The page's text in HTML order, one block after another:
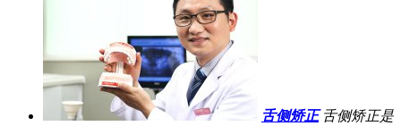
舌侧矫正 舌侧矫正是